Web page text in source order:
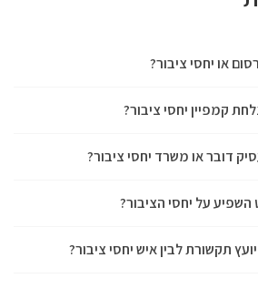
או יחסי ציבור?
קמפיין יחסי ציבור?
דובר או משרד יחסי ציבור?
השפיע על יחסי הציבור?
תקשורת לבין איש יחסי ציבור?